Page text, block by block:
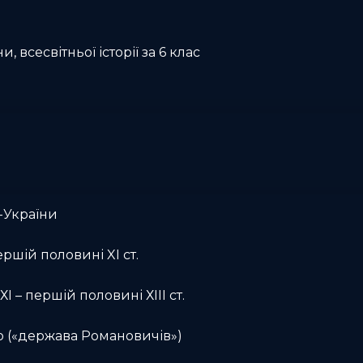
всесвітньої історії за 6 клас
половині XI ст.
– першій половині ХІІІ ст.
(«держава Романовичів»)